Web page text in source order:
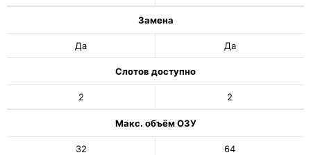
Замена
Да Да
Слотов доступно
2 2
Макс. объём ОЗУ
32 64